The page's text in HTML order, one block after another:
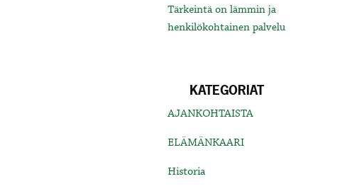
Tärkeintä on lämmin ja
henkilökohtainen palvelu
KATEGORIAT
AJANKOHTAISTA
ELÄMÄNKAARI
Historia